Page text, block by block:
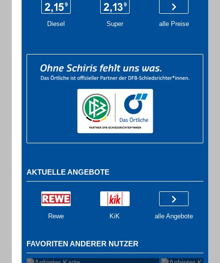
Diesel Super alle Preise
AKTUELLE ANGEBOTE
Rewe KiK alle Angebote
FAVORITEN ANDERER NUTZER